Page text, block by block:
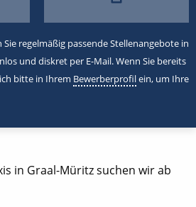
regelmäßig passende Stellenangebote in
und diskret per E-Mail. Wenn Sie bereits
bitte in Ihrem Bewerberprofilein, um Ihre
in Graal-Müritz suchen wir ab